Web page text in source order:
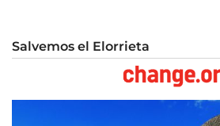
Salvemos el Elorrieta